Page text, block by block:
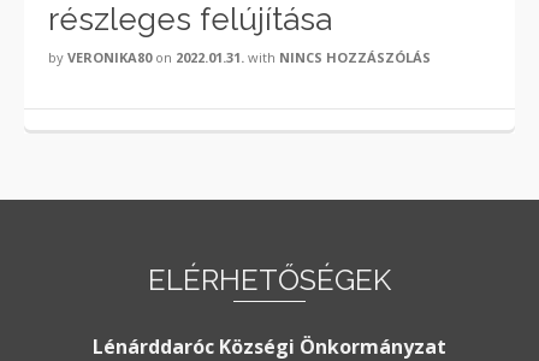
részleges felújítása
by VERONIKA80 on 2022.01.31. with NINCS HOZZÁSZÓLÁS
ELÉRHETŐSÉGEK
Lénárddaróc Községi Önkormányzat